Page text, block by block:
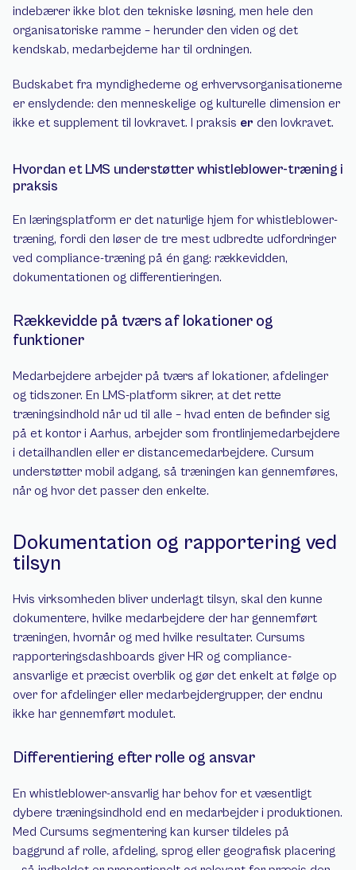
indebærer ikke blot den tekniske løsning, men hele den
organisatoriske ramme – herunder den viden og det
kendskab, medarbejderne har til ordningen.
Budskabet fra myndighederne og erhvervsorganisationerne
er enslydende: den menneskelige og kulturelle dimension er
ikke et supplement til lovkravet. I praksis er den lovkravet.
Hvordan et LMS understøtter whistleblower-træning i
praksis
En læringsplatform er det naturlige hjem for whistleblower-
træning, fordi den løser de tre mest udbredte udfordringer
ved compliance-træning på én gang: rækkevidden,
dokumentationen og differentieringen.
Rækkevidde på tværs af lokationer og
funktioner
Medarbejdere arbejder på tværs af lokationer, afdelinger
og tidszoner. En LMS-platform sikrer, at det rette
træningsindhold når ud til alle – hvad enten de befinder sig
på et kontor i Aarhus, arbejder som frontlinjemedarbejdere
i detailhandlen eller er distancemedarbejdere. Cursum
understøtter mobil adgang, så træningen kan gennemføres,
når og hvor det passer den enkelte.
Dokumentation og rapportering ved
tilsyn
Hvis virksomheden bliver underlagt tilsyn, skal den kunne
dokumentere, hvilke medarbejdere der har gennemført
træningen, hvornår og med hvilke resultater. Cursums
rapporteringsdashboards giver HR og compliance-
ansvarlige et præcist overblik og gør det enkelt at følge op
over for afdelinger eller medarbejdergrupper, der endnu
ikke har gennemført modulet.
Differentiering efter rolle og ansvar
En whistleblower-ansvarlig har behov for et væsentligt
dybere træningsindhold end en medarbejder i produktionen.
Med Cursums segmentering kan kurser tildeles på
baggrund af rolle, afdeling, sprog eller geografisk placering